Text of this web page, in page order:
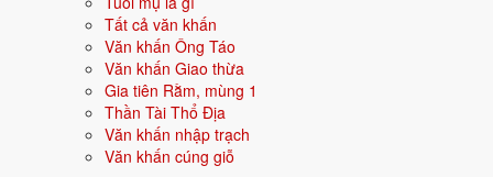
Tất cả văn khấn
Văn khấn Ông Táo
Văn khấn Giao thừa
Gia tiên Rằm, mùng 1
Thần Tài Thổ Địa
Văn khấn nhập trạch
Văn khấn cúng giỗ
Người sinh năm1952mệnh Thủy
tương sinh, kỵ các yếu tố tương khắc. Cụ thể trên 5 phương diện:
Sinh năm 1952 hợp màu gì?
Người mệnhThủysinh năm 1952 nên ưu tiên các màu thuộc bản
mệnh và màu tương sinh:Đen, Xanh dương, Xanh nước biển
cho quần áo, xe, sơn nhà, vật phẩm phong thuỷ.